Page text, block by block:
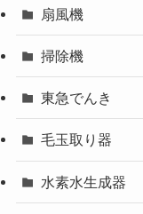
扇風機
掃除機
東急でんき
毛玉取り器
水素水生成器